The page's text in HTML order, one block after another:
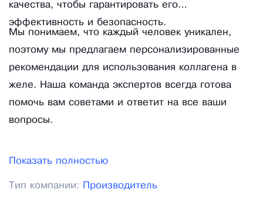
качества, чтобы гарантировать его
эффективность и безопасность.
Мы понимаем, что каждый человек уникален,
поэтому мы предлагаем персонализированные
рекомендации для использования коллагена в
желе. Наша команда экспертов всегда готова
помочь вам советами и ответит на все ваши
вопросы.
Показать полностью
Тип компании: Производитель